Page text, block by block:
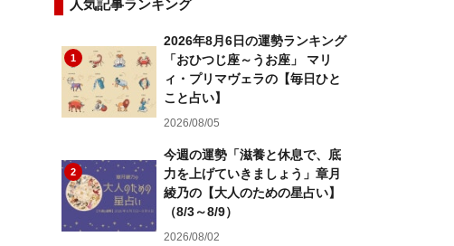
人気記事ランキング
1
2026年8月6日の運勢ランキング
「おひつじ座～うお座」 マリ
ィ・プリマヴェラの【毎日ひと
こと占い】
2026/08/05
2
今週の運勢「滋養と休息で、底
力を上げていきましょう」章月
綾乃の【大人のための星占い】
（8/3～8/9）
2026/08/02